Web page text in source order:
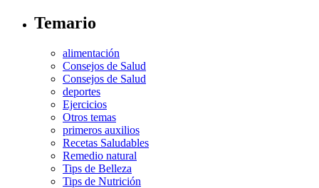
Temario
alimentación
Consejos de Salud
Consejos de Salud
deportes
Ejercicios
Otros temas
primeros auxilios
Recetas Saludables
Remedio natural
Tips de Belleza
Tips de Nutrición